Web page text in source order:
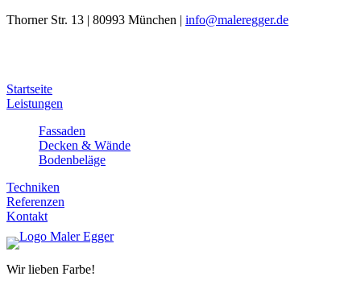
Thorner Str. 13 | 80993 München | info@maleregger.de
Startseite
Leistungen
Fassaden
Decken & Wände
Bodenbeläge
Techniken
Referenzen
Kontakt
Wir lieben Farbe!